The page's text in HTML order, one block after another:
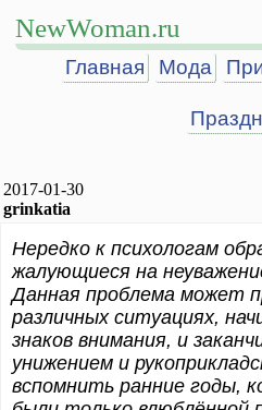
NewWoman.ru
Главная Мода
2017-01-30
grinkatia
Нередко к психологам
жалующиеся на
Данная проблема может
различных ситуациях,
знаков внимания, и
унижением и
вспомнить ранние годы,